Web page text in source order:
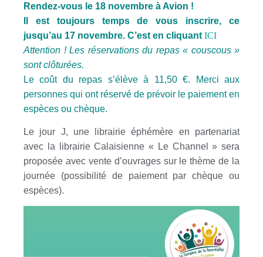
Rendez-vous le 18 novembre à Avion !
Il est toujours temps de vous inscrire, ce
jusqu’au 17 novembre. C’est en cliquant ICI
Attention ! Les réservations du repas « couscous »
sont clôturées.
Le coût du repas s’élève à 11,50 €. Merci aux
personnes qui ont réservé de prévoir le paiement en
espèces ou chèque.
Le jour J, une librairie éphémère en partenariat
avec la librairie Calaisienne « Le Channel » sera
proposée avec vente d’ouvrages sur le thème de la
journée (possibilité de paiement par chèque ou
espèces).